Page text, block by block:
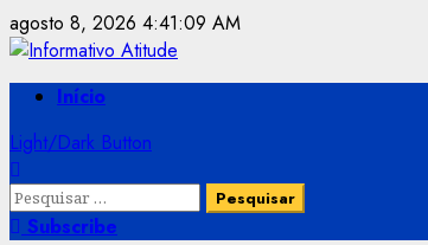
Skip
to
content
agosto 8, 2026 4:41:10 AM
PrimaryInício
Light/Dark Button
Pesquisar
por:Subscribe